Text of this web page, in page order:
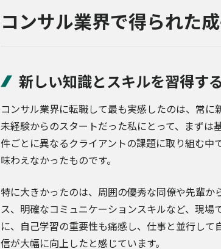
コンサル業界で得られた
新しい知識とスキルを習得す
コンサル業界に転職して最も実感したのは、常に
未経験からのスタートだった私にとって、まず
件ごとに異なるクライアントの課題に取り組む
味わえなかったものです。
特に大きかったのは、周囲の優秀な同僚や先輩
ス、明確なコミュニケーションスキルなど、現
に、自己学習の重要性も痛感し、仕事と並行し
信が大幅に向上したと感じています。